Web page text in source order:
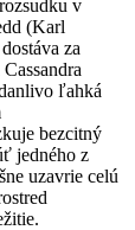
v
(Karl
za
ľahká
bezcitný
jedného z
uzavrie celú